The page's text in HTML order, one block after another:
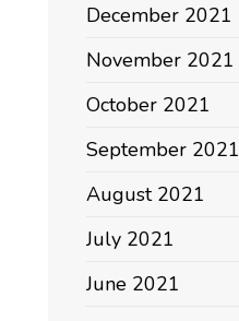
December 2021
November 2021
October 2021
September 2021
August 2021
July 2021
June 2021